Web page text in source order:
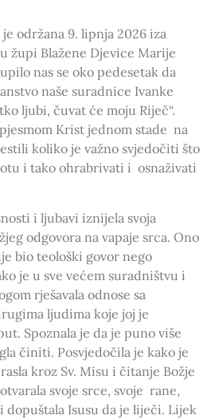
održana 9. lipnja 2026 iza
župi Blažene Djevice Marije
nas se oko pedesetak da
naše suradnice Ivanke
ljubi, čuvat će moju Riječ“.
Krist jednom stade na
koliko je važno svjedočiti što
i tako ohrabrivati i osnaživati
i ljubavi iznijela svoja
odgovora na vapaje srca. Ono
bio teološki govor nego
je u sve većem suradništvu i
rješavala odnose sa
ljudima koje joj je
Spoznala je da je puno više
činiti. Posvjedočila je kako je
kroz Sv. Misu i čitanje Božje
svoje srce, svoje rane,
dopuštala Isusu da je liječi. Lijek